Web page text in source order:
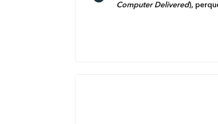
Computer Delivered),